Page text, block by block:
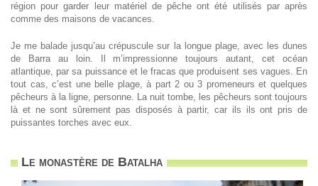
région pour garder leur matériel de pêche ont été utilisés par après
comme des maisons de vacances.
Je me balade jusqu’au crépuscule sur la longue plage, avec les dunes
de Barra au loin. Il m’impressionne toujours autant, cet océan
atlantique, par sa puissance et le fracas que produisent ses vagues. En
tout cas, c’est une belle plage, à part 2 ou 3 promeneurs et quelques
pêcheurs à la ligne, personne. La nuit tombe, les pêcheurs sont toujours
là et ne sont sûrement pas disposés à partir, car ils ils ont pris de
puissantes torches avec eux.
Le monastère de Batalha